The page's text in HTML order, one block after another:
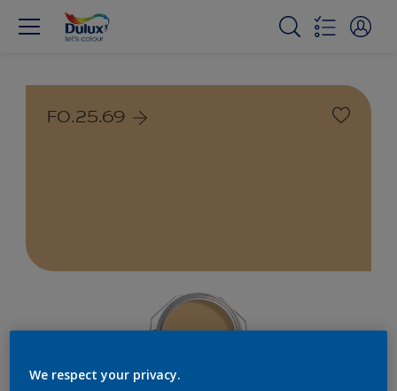
F0.25.69
We respect your privacy.